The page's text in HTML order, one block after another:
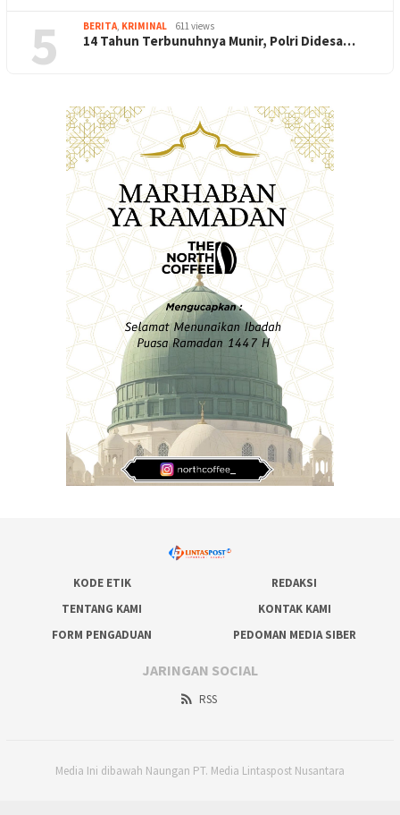
5 BERITA, KRIMINAL 611 views
14 Tahun Terbunuhnya Munir, Polri Didesa…
KODE ETIK
REDAKSI
TENTANG KAMI
KONTAK KAMI
FORM PENGADUAN
PEDOMAN MEDIA SIBER
JARINGAN SOCIAL
RSS
Media Ini dibawah Naungan PT. Media Lintaspost Nusantara